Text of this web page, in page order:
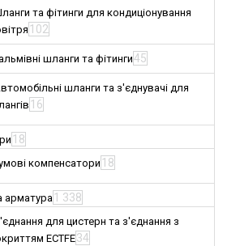
та фітинги для кондиціонування
102
шланги та фітинги45
шланги та з'єднувачі для
16
18
компенсатори 18
арматура1 338
для цистерн та з'єднання з
ECTFE34